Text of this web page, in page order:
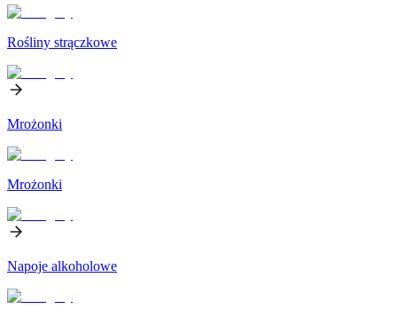
Rośliny strączkowe
Mrożonki
Mrożonki
Napoje alkoholowe